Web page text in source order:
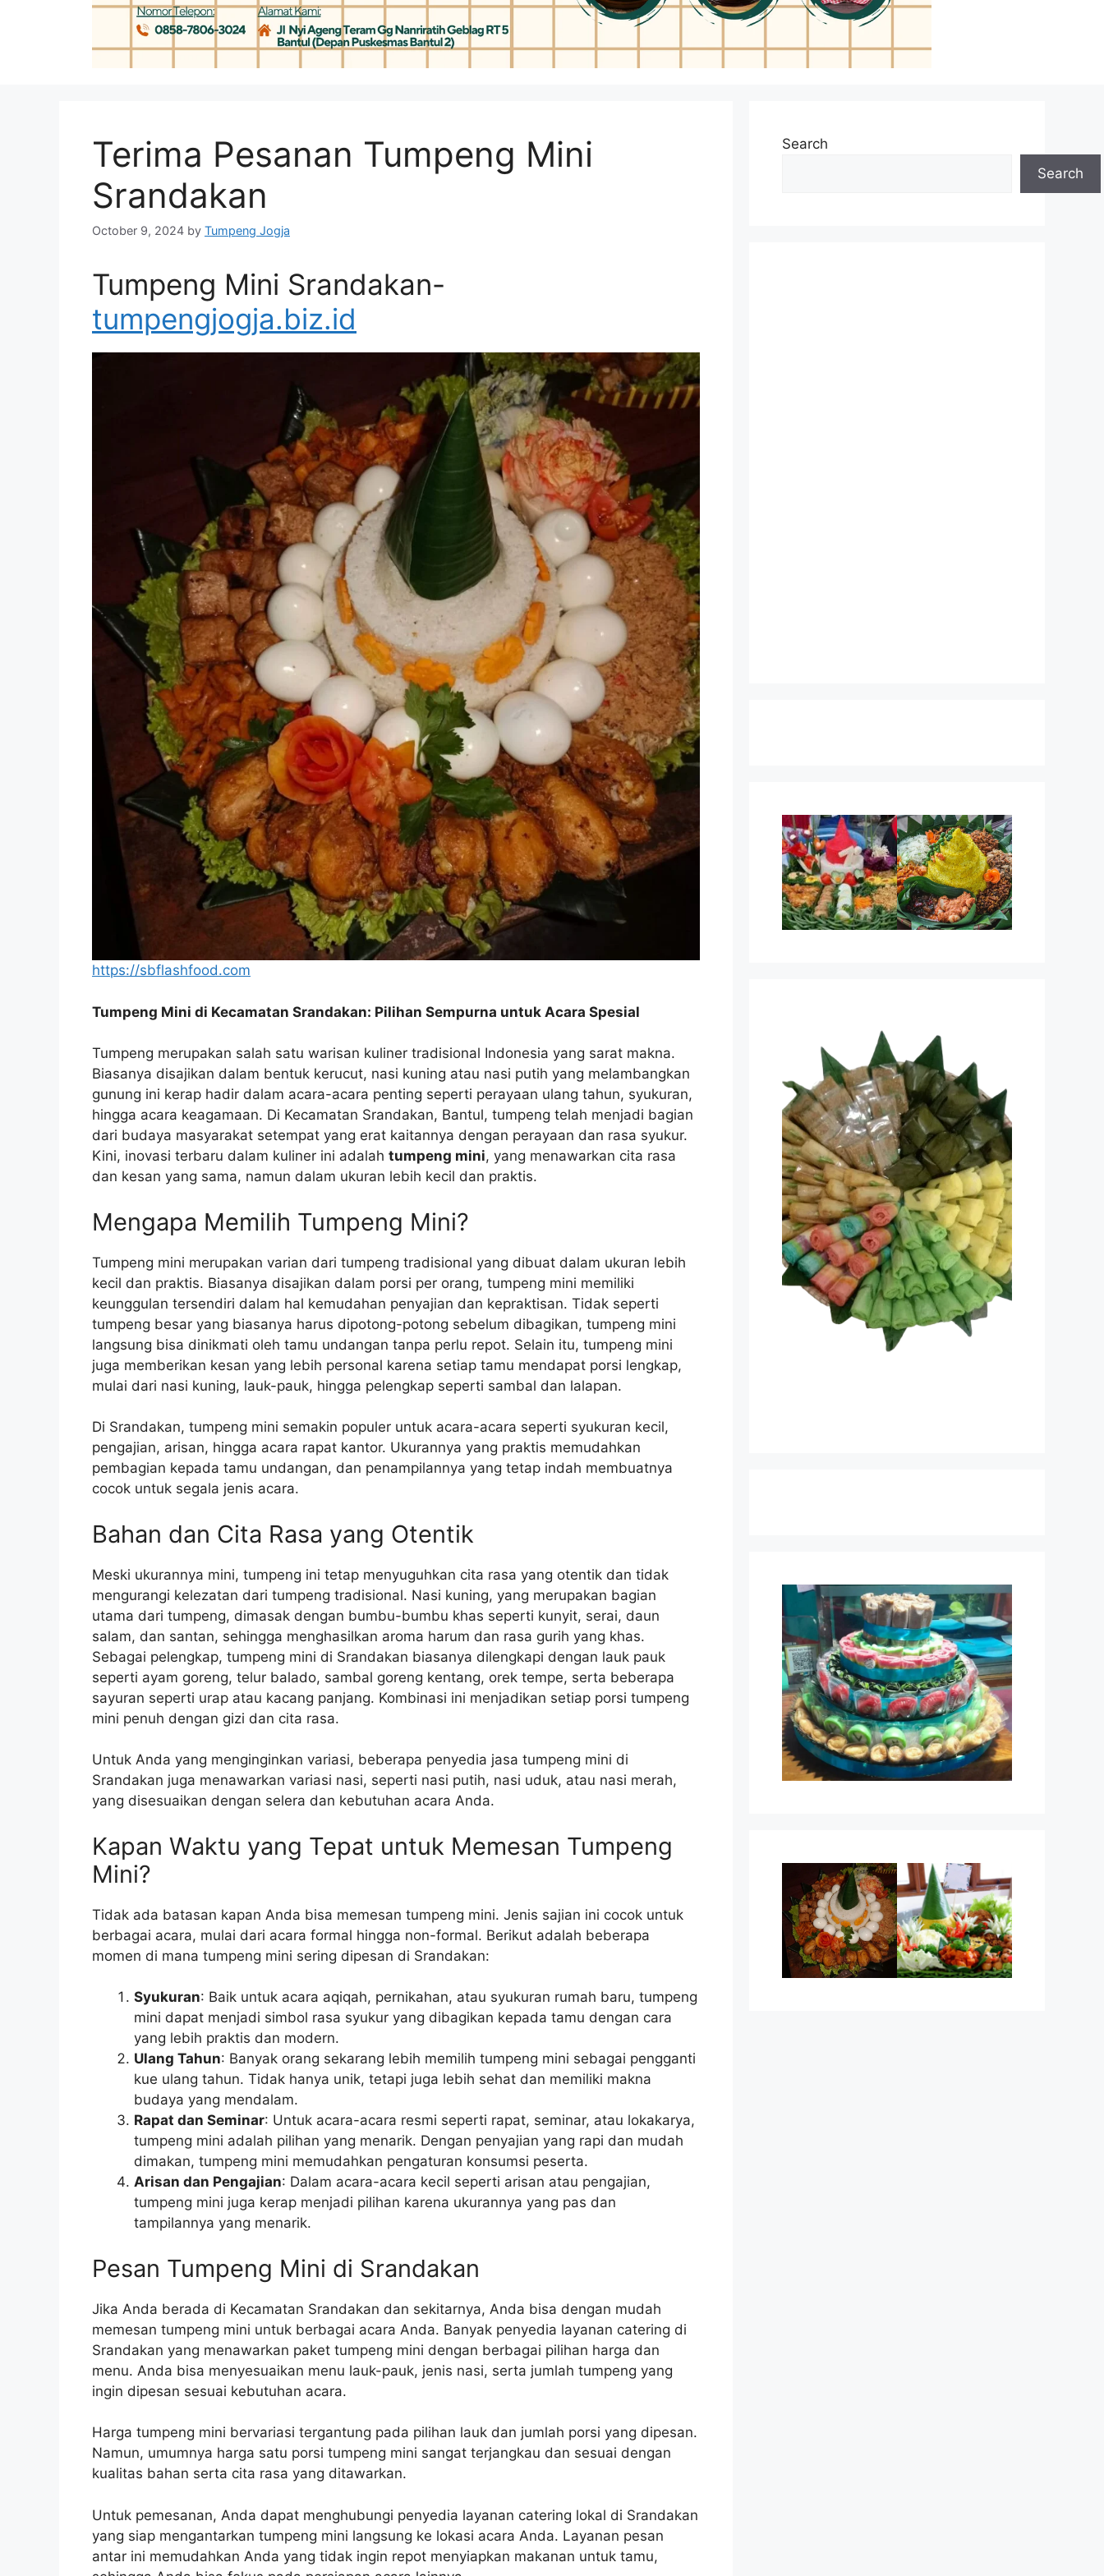
Terima Pesanan Tumpeng Mini
Srandakan
October 9, 2024 by Tumpeng Jogja
Tumpeng Mini Srandakan-
tumpengjogja.biz.id
https://sbflashfood.com
Tumpeng Mini di Kecamatan Srandakan: Pilihan Sempurna untuk Acara Spesial
Tumpeng merupakan salah satu warisan kuliner tradisional Indonesia yang sarat makna.
Biasanya disajikan dalam bentuk kerucut, nasi kuning atau nasi putih yang melambangkan
gunung ini kerap hadir dalam acara-acara penting seperti perayaan ulang tahun, syukuran,
hingga acara keagamaan. Di Kecamatan Srandakan, Bantul, tumpeng telah menjadi bagian
dari budaya masyarakat setempat yang erat kaitannya dengan perayaan dan rasa syukur.
Kini, inovasi terbaru dalam kuliner ini adalah tumpeng mini, yang menawarkan cita rasa
dan kesan yang sama, namun dalam ukuran lebih kecil dan praktis.
Mengapa Memilih Tumpeng Mini?
Tumpeng mini merupakan varian dari tumpeng tradisional yang dibuat dalam ukuran lebih
kecil dan praktis. Biasanya disajikan dalam porsi per orang, tumpeng mini memiliki
keunggulan tersendiri dalam hal kemudahan penyajian dan kepraktisan. Tidak seperti
tumpeng besar yang biasanya harus dipotong-potong sebelum dibagikan, tumpeng mini
langsung bisa dinikmati oleh tamu undangan tanpa perlu repot. Selain itu, tumpeng mini
juga memberikan kesan yang lebih personal karena setiap tamu mendapat porsi lengkap,
mulai dari nasi kuning, lauk-pauk, hingga pelengkap seperti sambal dan lalapan.
Di Srandakan, tumpeng mini semakin populer untuk acara-acara seperti syukuran kecil,
pengajian, arisan, hingga acara rapat kantor. Ukurannya yang praktis memudahkan
pembagian kepada tamu undangan, dan penampilannya yang tetap indah membuatnya
cocok untuk segala jenis acara.
Bahan dan Cita Rasa yang Otentik
Meski ukurannya mini, tumpeng ini tetap menyuguhkan cita rasa yang otentik dan tidak
mengurangi kelezatan dari tumpeng tradisional. Nasi kuning, yang merupakan bagian
utama dari tumpeng, dimasak dengan bumbu-bumbu khas seperti kunyit, serai, daun
salam, dan santan, sehingga menghasilkan aroma harum dan rasa gurih yang khas.
Sebagai pelengkap, tumpeng mini di Srandakan biasanya dilengkapi dengan lauk pauk
seperti ayam goreng, telur balado, sambal goreng kentang, orek tempe, serta beberapa
sayuran seperti urap atau kacang panjang. Kombinasi ini menjadikan setiap porsi tumpeng
mini penuh dengan gizi dan cita rasa.
Untuk Anda yang menginginkan variasi, beberapa penyedia jasa tumpeng mini di
Srandakan juga menawarkan variasi nasi, seperti nasi putih, nasi uduk, atau nasi merah,
yang disesuaikan dengan selera dan kebutuhan acara Anda.
Kapan Waktu yang Tepat untuk Memesan Tumpeng
Mini?
Tidak ada batasan kapan Anda bisa memesan tumpeng mini. Jenis sajian ini cocok untuk
berbagai acara, mulai dari acara formal hingga non-formal. Berikut adalah beberapa
momen di mana tumpeng mini sering dipesan di Srandakan:
Syukuran: Baik untuk acara aqiqah, pernikahan, atau syukuran rumah baru, tumpeng
mini dapat menjadi simbol rasa syukur yang dibagikan kepada tamu dengan cara
yang lebih praktis dan modern.
Ulang Tahun: Banyak orang sekarang lebih memilih tumpeng mini sebagai pengganti
kue ulang tahun. Tidak hanya unik, tetapi juga lebih sehat dan memiliki makna
budaya yang mendalam.
Rapat dan Seminar: Untuk acara-acara resmi seperti rapat, seminar, atau lokakarya,
tumpeng mini adalah pilihan yang menarik. Dengan penyajian yang rapi dan mudah
dimakan, tumpeng mini memudahkan pengaturan konsumsi peserta.
Arisan dan Pengajian: Dalam acara-acara kecil seperti arisan atau pengajian,
tumpeng mini juga kerap menjadi pilihan karena ukurannya yang pas dan
tampilannya yang menarik.
Pesan Tumpeng Mini di Srandakan
Jika Anda berada di Kecamatan Srandakan dan sekitarnya, Anda bisa dengan mudah
memesan tumpeng mini untuk berbagai acara Anda. Banyak penyedia layanan catering di
Srandakan yang menawarkan paket tumpeng mini dengan berbagai pilihan harga dan
menu. Anda bisa menyesuaikan menu lauk-pauk, jenis nasi, serta jumlah tumpeng yang
ingin dipesan sesuai kebutuhan acara.
Harga tumpeng mini bervariasi tergantung pada pilihan lauk dan jumlah porsi yang dipesan.
Namun, umumnya harga satu porsi tumpeng mini sangat terjangkau dan sesuai dengan
kualitas bahan serta cita rasa yang ditawarkan.
Untuk pemesanan, Anda dapat menghubungi penyedia layanan catering lokal di Srandakan
yang siap mengantarkan tumpeng mini langsung ke lokasi acara Anda. Layanan pesan
antar ini memudahkan Anda yang tidak ingin repot menyiapkan makanan untuk tamu,
Search
Search